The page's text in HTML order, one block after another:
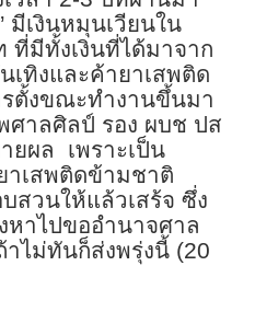
มีเงินหมุนเวียนใน
มีทั้งเงินที่ได้มาจาก
เทิงและค้ายาเสพติด
ตั้งขณะทำงานขึ้นมา
ศาลศิลป์ รอง ผบช ปส
ยผล เพราะเป็น
าเสพติดข้ามชาติ
บสวนให้แล้วเสร้จ ซึ่ง
าไปขออำนาจศาล
ไม่ทันก็ส่งพรุ่งนี้ (20